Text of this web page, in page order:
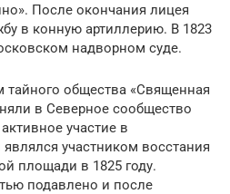
После окончания лицея
в конную артиллерию. В 1823
надворном суде.
общества «Священная
в Северное сообщество
участие в
участником восстания
площади в 1825 году.
подавлено и после